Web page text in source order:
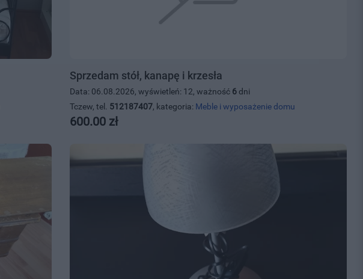
Sprzedam stół, kanapę i krzesła
Data: 06.08.2026, wyświetleń: 12, ważność 6dni
Tczew, tel. 512187407, kategoria: Meble i wyposażenie domu
600.00 zł